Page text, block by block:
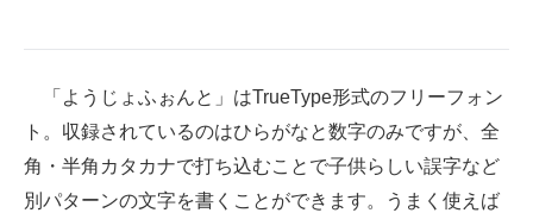
「ようじょふぉんと」はTrueType形式のフリーフォン
ト。収録されているのはひらがなと数字のみですが、全
角・半角カタカナで打ち込むことで子供らしい誤字など
別パターンの文字を書くことができます。うまく使えば